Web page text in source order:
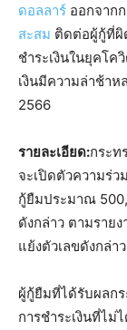
ดอลลาร์ ออกจาก
สะสม ติดต่อผู้กู้ที่ผิ
ชำระเงินในยุคโค
เงินมีความล่าช้า
2566
รายละเอียด:กระท
จะเปิดตัวความร่ว
กู้ยืมประมาณ
ดังกล่าว ตามราย
แย้งตัวเลขดังกล่า
ผู้กู้ยืมที่ได้รับผลก
การชำระเงินที่ไม่